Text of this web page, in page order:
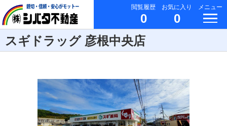
閲覧履歴
0
お気に入り
0
メニュー
スギドラッグ 彦根中央店